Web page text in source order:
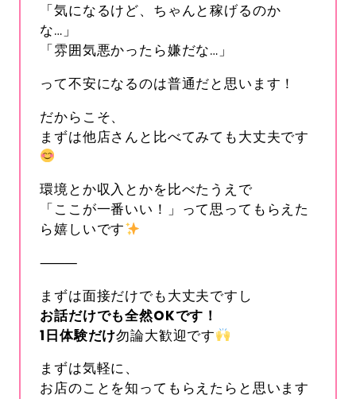
SNSID s-hanabi
「気になるけど、ちゃんと稼げるのか
な…」
「雰囲気悪かったら嫌だな…」
って不安になるのは普通だと思います！
だからこそ、
まずは他店さんと比べてみても大丈夫です
環境とか収入とかを比べたうえで
「ここが一番いい！」って思ってもらえた
ら嬉しいです
⸻
まずは面接だけでも大丈夫ですし
お話だけでも全然OKです！
1日体験だけ勿論大歓迎です
まずは気軽に、
お店のことを知ってもらえたらと思います